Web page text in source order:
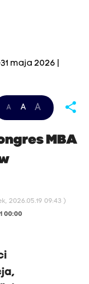
maja 2026 |
A A A share
MBA
2026.05.19 09:43 )
00:00